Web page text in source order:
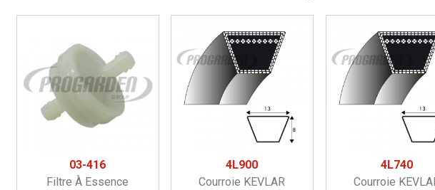
03-416
Filtre À Essence
4L900
Courroie KEVLAR
4L740
Courroie